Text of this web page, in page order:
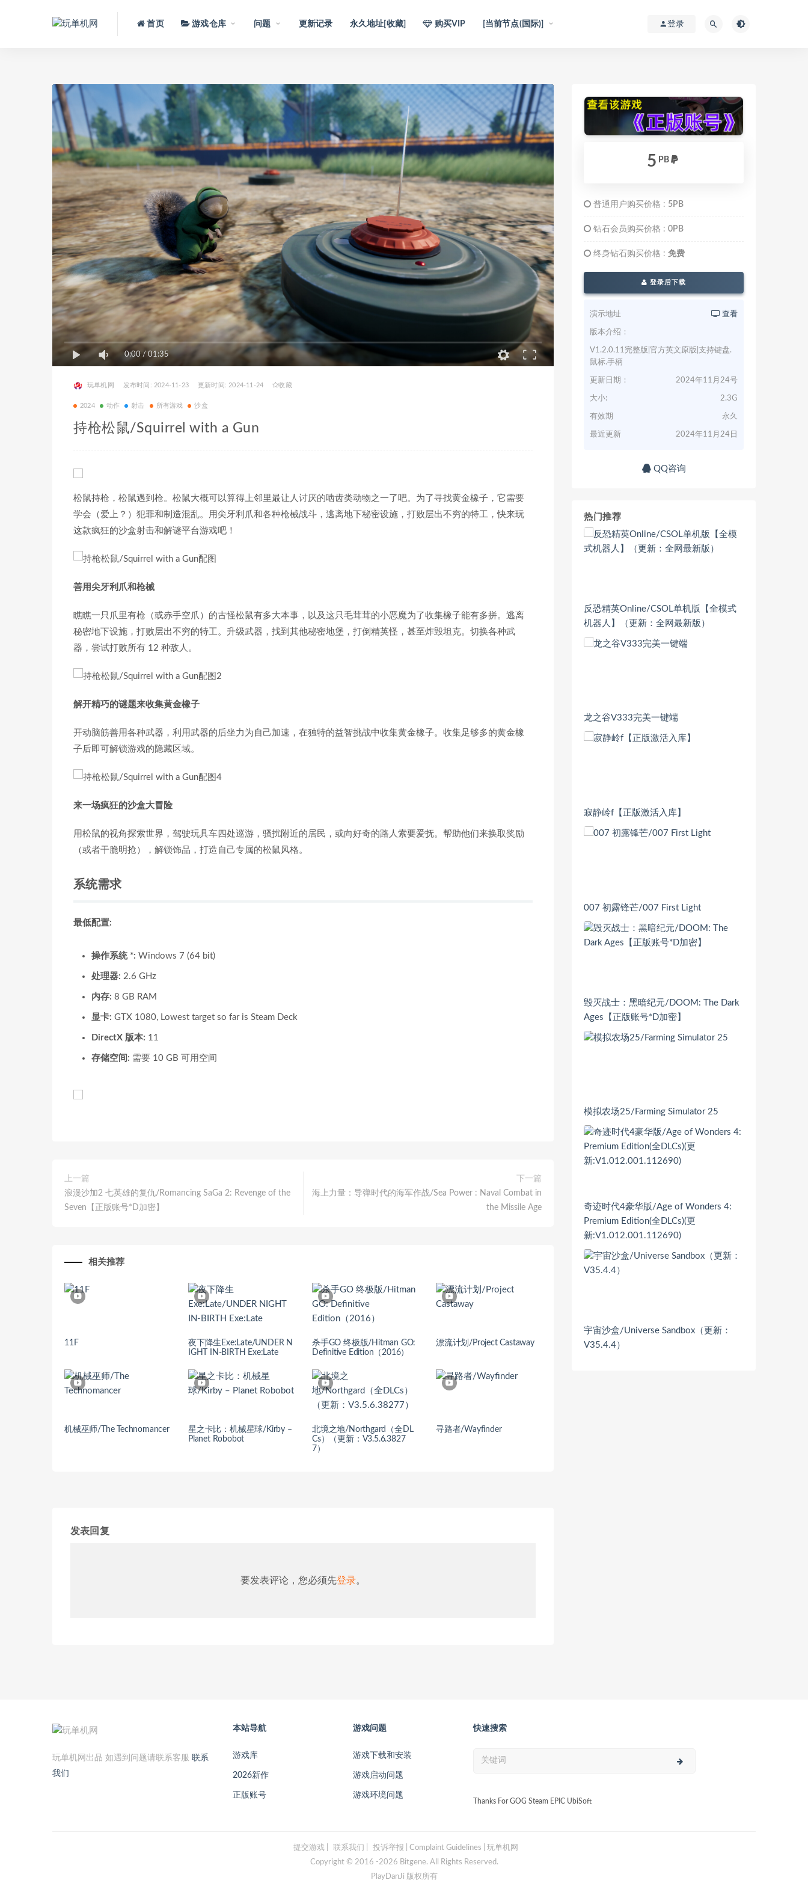
首页 游戏仓库 问题 更新记录 永久地址[收藏] 购买VIP [当前节点(国际)] 登录
0:00/ 01:35
玩单机网 发布时间: 2024-11-23 更新时间: 2024-11-24 收藏
2024 动作 射击 所有游戏 沙盒
持枪松鼠/Squirrel with a Gun
松鼠持枪，松鼠遇到枪。松鼠大概可以算得上邻里最让人讨厌的啮齿类动物之一了吧。为了寻找黄金橡子，它需要
学会（爱上？）犯罪和制造混乱。用尖牙利爪和各种枪械战斗，逃离地下秘密设施，打败层出不穷的特工，快来玩
这款疯狂的沙盒射击和解谜平台游戏吧！
善用尖牙利爪和枪械
瞧瞧一只爪里有枪（或赤手空爪）的古怪松鼠有多大本事，以及这只毛茸茸的小恶魔为了收集橡子能有多拼。逃离
秘密地下设施，打败层出不穷的特工。升级武器，找到其他秘密地堡，打倒精英怪，甚至炸毁坦克。切换各种武
器，尝试打败所有 12 种敌人。
解开精巧的谜题来收集黄金橡子
开动脑筋善用各种武器，利用武器的后坐力为自己加速，在独特的益智挑战中收集黄金橡子。收集足够多的黄金橡
子后即可解锁游戏的隐藏区域。
来一场疯狂的沙盒大冒险
用松鼠的视角探索世界，驾驶玩具车四处巡游，骚扰附近的居民，或向好奇的路人索要爱抚。帮助他们来换取奖励
（或者干脆明抢），解锁饰品，打造自己专属的松鼠风格。
系统需求
最低配置:
操作系统 *: Windows 7 (64 bit)
处理器: 2.6 GHz
内存: 8 GB RAM
显卡: GTX 1080, Lowest target so far is Steam Deck
DirectX 版本: 11
存储空间: 需要 10 GB 可用空间
上一篇
浪漫沙加2 七英雄的复仇/Romancing SaGa 2: Revenge of the
Seven【正版账号*D加密】
下一篇
海上力量：导弹时代的海军作战/Sea Power : Naval Combat in
the Missile Age
相关推荐
11F
夜下降生Exe:Late/UNDER N
IGHT IN-BIRTH Exe:Late
杀手GO 终极版/Hitman GO:
Definitive Edition（2016）
漂流计划/Project Castaway
机械巫师/The Technomancer
星之卡比：机械星球/Kirby –
Planet Robobot
北境之地/Northgard（全DL
Cs）（更新：V3.5.6.3827
7）
寻路者/Wayfinder
发表回复
要发表评论，您必须先登录。
5 PB
普通用户购买价格 : 5PB
钻石会员购买价格 : 0PB
终身钻石购买价格 : 免费
登录后下载
演示地址 查看
版本介绍：
V1.2.0.11完整版|官方英文原版|支持键盘.
鼠标.手柄
更新日期： 2024年11月24号
大小: 2.3G
有效期 永久
最近更新 2024年11月24日
QQ咨询
热门推荐
反恐精英Online/CSOL单机版【全模式
机器人】（更新：全网最新版）
龙之谷V333完美一键端
寂静岭f【正版激活入库】
007 初露锋芒/007 First Light
毁灭战士：黑暗纪元/DOOM: The Dark
Ages【正版账号*D加密】
模拟农场25/Farming Simulator 25
奇迹时代4豪华版/Age of Wonders 4:
Premium Edition(全DLCs)(更
新:V1.012.001.112690)
宇宙沙盒/Universe Sandbox（更新：
V35.4.4）
玩单机网出品 如遇到问题请联系客服 联系
我们
本站导航
游戏库
2026新作
正版账号
游戏问题
游戏下载和安装
游戏启动问题
游戏环境问题
快速搜索
Thanks For GOG Steam EPIC UbiSoft
提交游戏| 联系我们 投诉举报 | Complaint Guidelines | 玩单机网
Copyright © 2016 -2026 Bitgene. All Rights Reserved.
PlayDanJi 版权所有